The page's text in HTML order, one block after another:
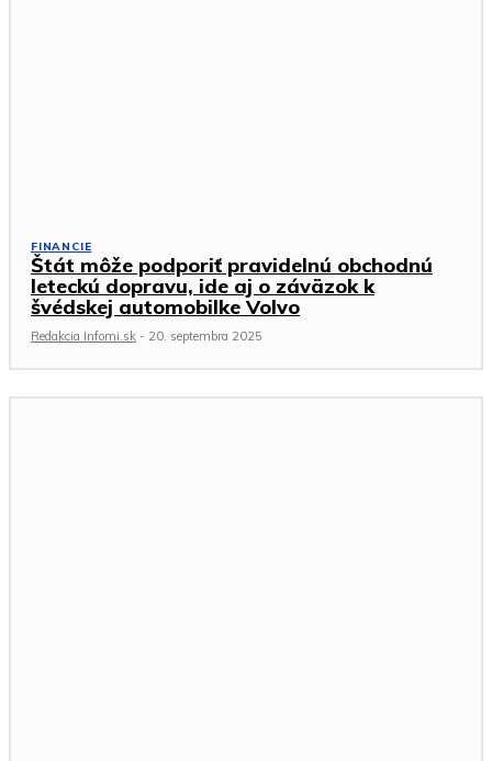
FINANCIE
Štát môže podporiť pravidelnú obchodnú
leteckú dopravu, ide aj o záväzok k
švédskej automobilke Volvo
Redakcia Infomi.sk - 20. septembra 2025